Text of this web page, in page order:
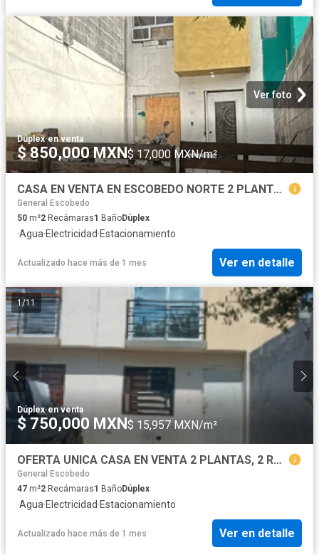
Ver foto
Dúplex·en venta
$ 850,000 MXN$ 17,000 MXN/m²
CASA EN VENTA EN ESCOBEDO NORTE 2 PLANTAS, 2 RECAMARAS, 1 BAÑO, I ESTACIONAMIENTO
General Escobedo
50 m²2 Recámaras1 BañoDúplex
·Agua·Electricidad·Estacionamiento
Actualizado hace más de 1 mes Ver en detalle
1/11
Dúplex·en venta
$ 750,000 MXN$ 15,957 MXN/m²
OFERTA UNICA CASA EN VENTA 2 PLANTAS, 2 RECSAMARAS, UN BAÑO, UN ESTACIONAMIENTO,SE REMODELA
General Escobedo
47 m²2 Recámaras1 BañoDúplex
·Agua·Electricidad·Estacionamiento
Actualizado hace más de 1 mes Ver en detalle